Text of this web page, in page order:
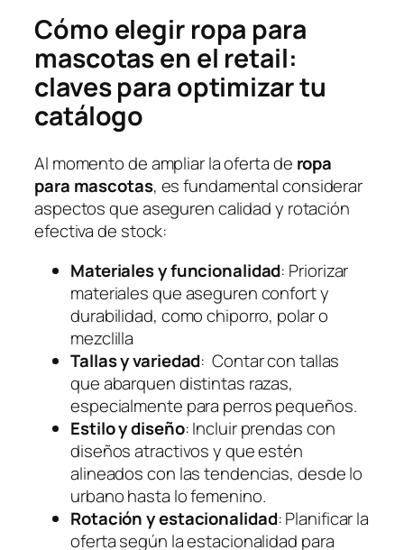
Cómo elegir ropa para
mascotas en el retail:
claves para optimizar tu
catálogo
Al momento de ampliar la oferta de ropa
para mascotas, es fundamental considerar
aspectos que aseguren calidad y rotación
efectiva de stock:
Materiales y funcionalidad: Priorizar
materiales que aseguren confort y
durabilidad, como chiporro, polar o
mezclilla
Tallas y variedad: Contar con tallas
que abarquen distintas razas,
especialmente para perros pequeños.
Estilo y diseño: Incluir prendas con
diseños atractivos y que estén
alineados con las tendencias, desde lo
urbano hasta lo femenino.
Rotación y estacionalidad: Planificar la
oferta según la estacionalidad para